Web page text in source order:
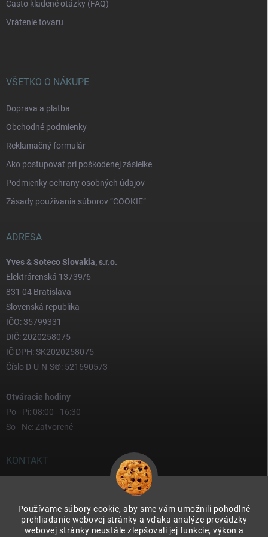
Používame súbory cookie, aby sme vám umožnili pohodlné
prehliadanie webovej stránky a vďaka analýze prevádzky
webovej stránky neustále zlepšovali jej funkcie, výkon a
Často kladené otázky (FAQ)
Vrátenie tovaru
VŠETKO O NÁKUPE
Doprava a platba
Obchodné podmienky
Reklamačný formulár
Ako postupovať pri poškodenej zásielke
Podmienky ochrany osobných údajov
Zásady používania súborov “COOKIE”
ADRESA
Yves & Soteco Slovakia, s.r.o.
Elektrárenská 13739/6
831 04 Bratislava
Slovenská republika
IČO: 35799331
DIČ: 2020258075
IČ DPH: SK2020258075
Číslo D-U-N-S®: 521690573
Otváracie hodiny
Po - Pi: 08:00 - 16:30
So - Ne: Zatvorené
KONTAKT
0917 000 000